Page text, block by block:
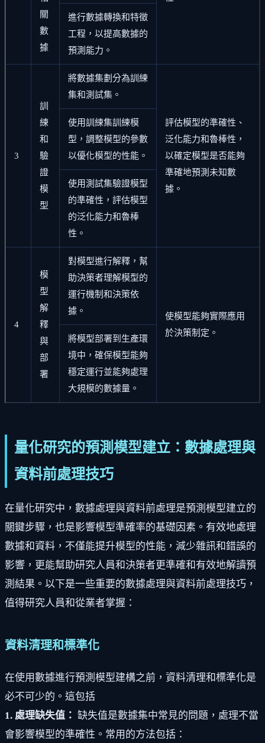
關
數
據
進行數據轉換和特徵
工程，以提高數據的
預測能力。
3
訓
練
和
驗
證
模
型
將數據集劃分為訓練
集和測試集。
評估模型的準確性、
泛化能力和魯棒性，
以確定模型是否能夠
準確地預測未知數
據。
使用訓練集訓練模
型，調整模型的參數
以優化模型的性能。
使用測試集驗證模型
的準確性，評估模型
的泛化能力和魯棒
性。
4
模
型
解
釋
與
部
署
對模型進行解釋，幫
助決策者理解模型的
運行機制和決策依
據。
使模型能夠實際應用
於決策制定。
將模型部署到生產環
境中，確保模型能夠
穩定運行並能夠處理
大規模的數據量。
量化研究的預測模型建立：數據處理與
資料前處理技巧
在量化研究中，數據處理與資料前處理是預測模型建立的
關鍵步驟，也是影響模型準確率的基礎因素。有效地處理
數據和資料，不僅能提升模型的性能，減少雜訊和錯誤的
影響，更能幫助研究人員和決策者更準確和有效地解讀預
測結果。以下是一些重要的數據處理與資料前處理技巧，
值得研究人員和從業者掌握：
資料清理和標準化
在使用數據進行預測模型建構之前，資料清理和標準化是
必不可少的。這包括
1. 處理缺失值： 缺失值是數據集中常見的問題，處理不當
會影響模型的準確性。常用的方法包括：